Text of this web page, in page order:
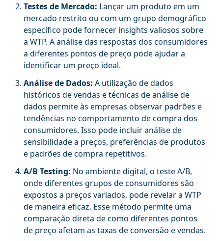
Testes de Mercado: Lançar um produto em um
mercado restrito ou com um grupo demográfico
específico pode fornecer insights valiosos sobre
a WTP. A análise das respostas dos consumidores
a diferentes pontos de preço pode ajudar a
identificar um preço ideal.
Análise de Dados: A utilização de dados
históricos de vendas e técnicas de análise de
dados permite às empresas observar padrões e
tendências no comportamento de compra dos
consumidores. Isso pode incluir análise de
sensibilidade a preços, preferências de produtos
e padrões de compra repetitivos.
A/B Testing: No ambiente digital, o teste A/B,
onde diferentes grupos de consumidores são
expostos a preços variados, pode revelar a WTP
de maneira eficaz. Esse método permite uma
comparação direta de como diferentes pontos
de preço afetam as taxas de conversão e vendas.